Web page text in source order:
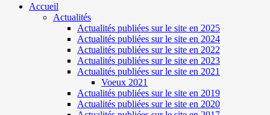
Accueil
Actualités
Actualités publiées sur le site en 2025
Actualités publiées sur le site en 2024
Actualités publiées sur le site en 2022
Actualités publiées sur le site en 2023
Actualités publiées sur le site en 2021
Voeux 2021
Actualités publiées sur le site en 2019
Actualités publiées sur le site en 2020